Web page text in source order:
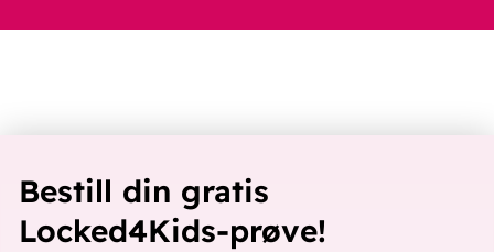
Bestill din gratis
Locked4Kids-prøve!